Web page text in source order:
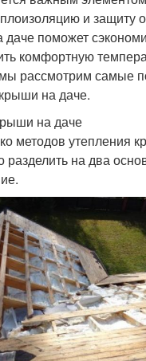
и защиту
поможет
комфортную
рассмотрим самые
на даче.
на даче
методов утепления
на два